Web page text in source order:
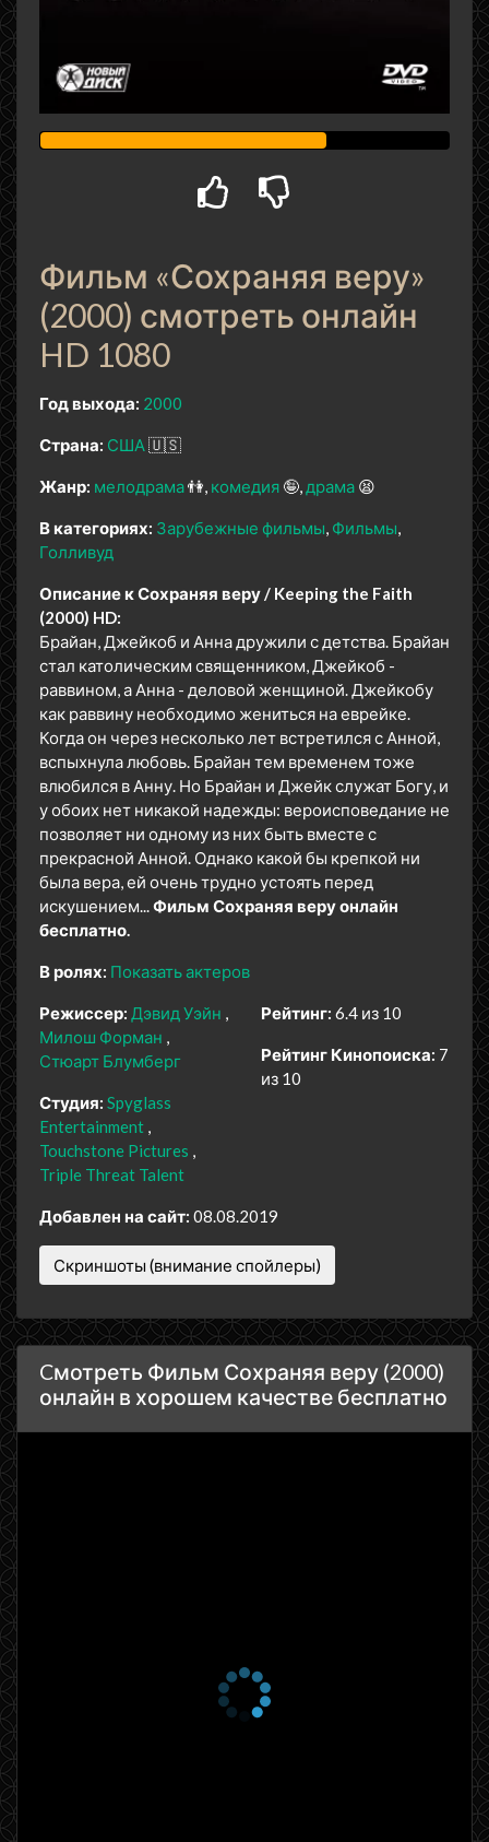
Фильм «Сохраняя веру»
(2000) смотреть онлайн
HD 1080
Год выхода: 2000
Страна: США🇺🇸
Жанр: мелодрама👫 комедия 🤪 драма 😫
В категориях: Зарубежные фильмы Фильмы
Голливуд
Описание к Сохраняя веру / Keeping the Faith
(2000) HD:
Брайан, Джейкоб и Анна дружили с детства. Брайан
стал католическим священником, Джейкоб -
раввином, а Анна - деловой женщиной. Джейкобу
как раввину необходимо жениться на еврейке.
Когда он через несколько лет встретился с Анной,
вспыхнула любовь. Брайан тем временем тоже
влюбился в Анну. Но Брайан и Джейк служат Богу, и
у обоих нет никакой надежды: вероисповедание не
позволяет ни одному из них быть вместе с
прекрасной Анной. Однако какой бы крепкой ни
была вера, ей очень трудно устоять перед
искушением...Фильм Сохраняя веру онлайн
бесплатно.
В ролях: Показать актеров
Режиссер: Дэвид Уэйн
Милош Форман
Стюарт Блумберг
Студия: Spyglass
Entertainment
Touchstone Pictures
Triple Threat Talent
Рейтинг: 6.4 из 10
Рейтинг Кинопоиска: 7
из 10
Добавлен на сайт: 08.08.2019
Скриншоты (внимание спойлеры)
Cмотреть Фильм Сохраняя веру (2000)
онлайн в хорошем качестве бесплатно